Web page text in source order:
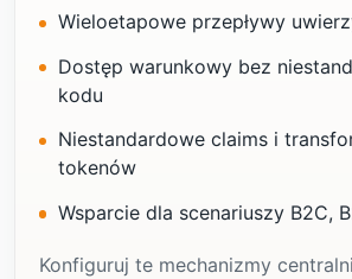
Wieloetapowe przepływy
Dostęp warunkowy bez
kodu
Niestandardowe claims i
tokenów
Wsparcie dla scenariuszy B2C,
Konfiguruj te mechanizmy